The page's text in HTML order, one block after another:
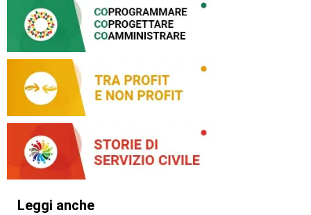
Leggi anche